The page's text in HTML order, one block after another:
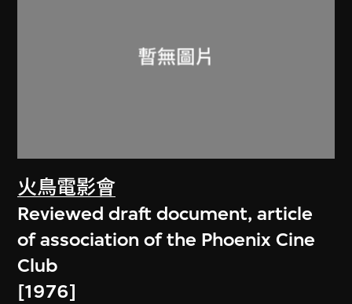
火鳥電影會
Reviewed draft document, article
of association of the Phoenix Cine
Club
[1976]